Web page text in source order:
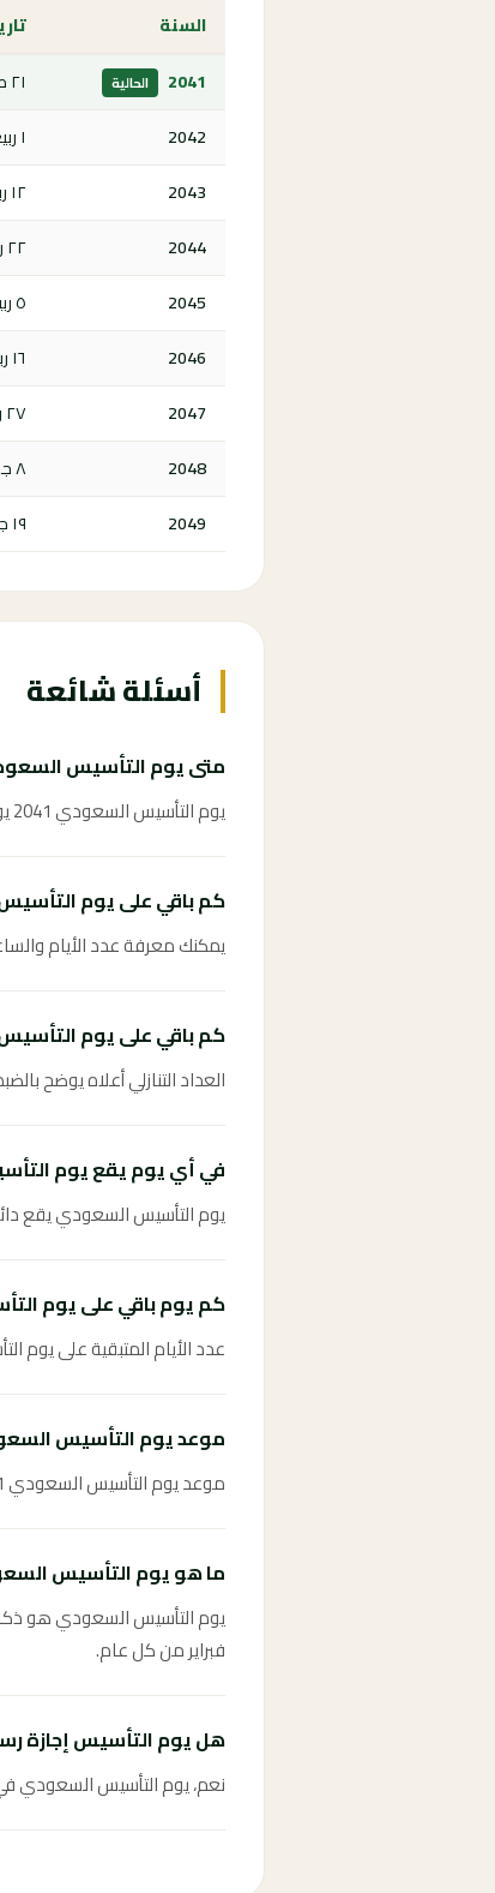
السنة
2041
الحالية ٢١ صفر ١٤٦٣ هـ
2042 ١ ربيع الأول ١٤٦٤ هـ
2043 ١٢ ربيع الأول ١٤٦٥ هـ
2044 ٢٢ ربيع الأول ١٤٦٦ هـ
2045 ٥ ربيع الآخر ١٤٦٧ هـ
2046 ١٦ ربيع الآخر ١٤٦٨ هـ
2047 ٢٧ ربيع الآخر ١٤٦٩ هـ
2048 ٨ جمادى الأولى ١٤٧٠ هـ
2049 ١٩ جمادى الأولى ١٤٧١ هـ
أسئلة شائعة
متى يوم التأسيس السعودي
يوم التأسيس السعودي 2041 يوافق الثاني والعشرين من فبراير 2041، وهو يوم إجازة رسمية في المملكة العربية السعودية.
كم باقي على يوم التأسيس
يمكنك معرفة عدد الأيام والساعات المتبقية
كم باقي على يوم
العداد التنازلي أعلاه يوضح بالضبط
في أي يوم يقع يوم التأسيس
يوم التأسيس السعودي يقع
كم يوم باقي على يوم
عدد الأيام المتبقية على يوم التأسيس 2041 موضح في العداد التنازلي أعلاه
موعد يوم التأسيس السعودي
موعد يوم التأسيس السعودي 2041 هو الثاني والعشرون من فبراير 2041.
ما هو يوم التأسيس
فبراير من كل عام.
هل يوم التأسيس إجازة
نعم، يوم التأسيس السعودي